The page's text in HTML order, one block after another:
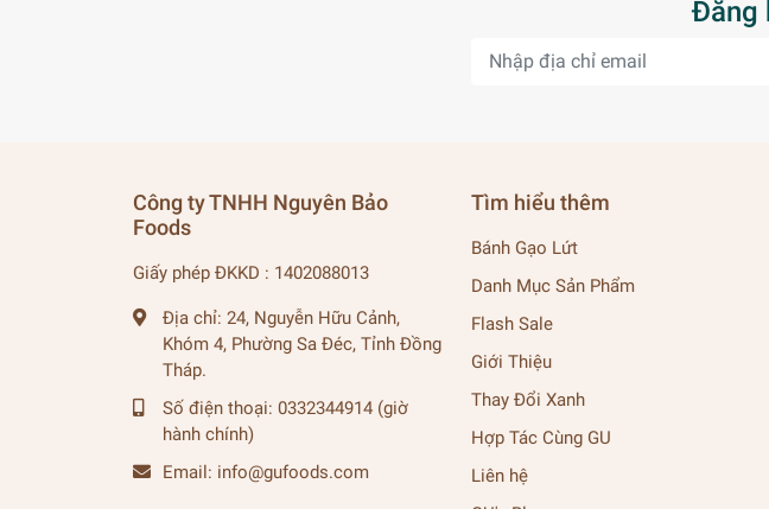
Đăng
Công ty TNHH Nguyên Bảo
Foods
Giấy phép ĐKKD : 1402088013
Địa chỉ: 24, Nguyễn Hữu Cảnh,
Khóm 4, Phường Sa Đéc, Tỉnh Đồng
Tháp.
Số điện thoại: 0332344914 (giờ
hành chính)
Email: info@gufoods.com
Tìm hiểu thêm
Bánh Gạo Lứt
Danh Mục Sản Phẩm
Flash Sale
Giới Thiệu
Thay Đổi Xanh
Hợp Tác Cùng GU
Liên hệ